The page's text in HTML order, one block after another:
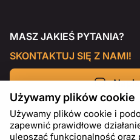
MASZ JAKIEŚ PYTANIA?
SKONTAKTUJ SIĘ Z NAMI!
Używamy plików cookie
Używamy plików cookie i
zapewnić prawidłowe
ulepszać funkcjonalność